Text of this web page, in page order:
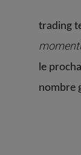
trading
le
nombre